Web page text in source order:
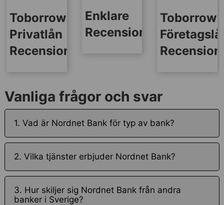
Toborrow
Privatlån
Recension
Enklare
Recensionen
Toborrow
Recension
Vanliga frågor och svar
1. Vad är Nordnet Bank för typ av bank?
2. Vilka tjänster erbjuder Nordnet Bank?
3. Hur skiljer sig Nordnet Bank från andra
banker i Sverige?